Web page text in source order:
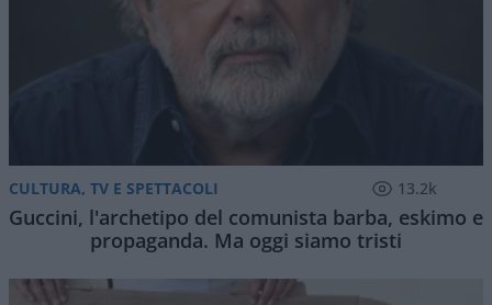
CULTURA, TV E SPETTACOLI 13.2k
Guccini, l'archetipo del comunista barba, eskimo e
propaganda. Ma oggi siamo tristi